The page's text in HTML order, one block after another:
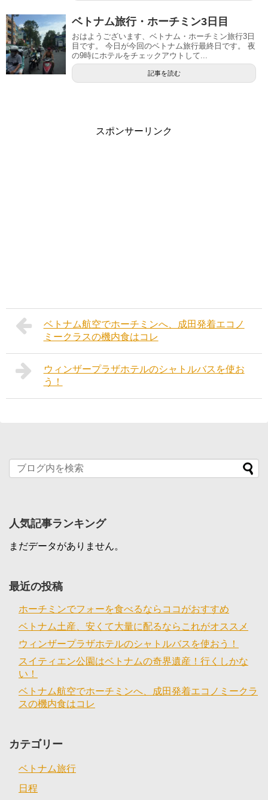
ベトナム旅行・ホーチミン3日目
おはようございます、ベトナム・ホーチミン旅行3日
目です。 今日が今回のベトナム旅行最終日です。 夜
の9時にホテルをチェックアウトして...
記事を読む
スポンサーリンク
ベトナム航空でホーチミンへ、成田発着エコノ
ミークラスの機内食はコレ
ウィンザープラザホテルのシャトルバスを使お
う！
人気記事ランキング
まだデータがありません。
最近の投稿
ホーチミンでフォーを食べるならココがおすすめ
ベトナム土産、安くて大量に配るならこれがオススメ
ウィンザープラザホテルのシャトルバスを使おう！
スイティエン公園はベトナムの奇界遺産！行くしかな
い！
ベトナム航空でホーチミンへ、成田発着エコノミークラ
スの機内食はコレ
カテゴリー
ベトナム旅行
日程